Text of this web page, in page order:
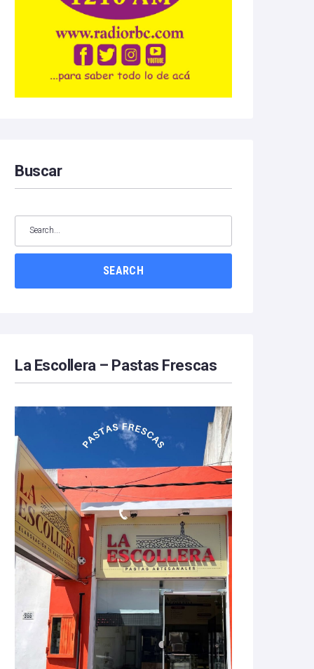
Buscar
SEARCH
La Escollera – Pastas Frescas